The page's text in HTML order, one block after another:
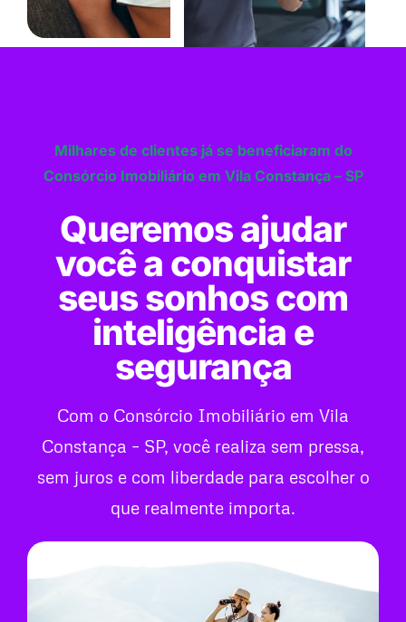
Milhares de clientes já se beneficiaram do
Consórcio Imobiliário em Vila Constança – SP
Queremos ajudar
você a conquistar
seus sonhos com
inteligência e
segurança
Com o Consórcio Imobiliário em Vila
Constança – SP, você realiza sem pressa,
sem juros e com liberdade para escolher o
que realmente importa.